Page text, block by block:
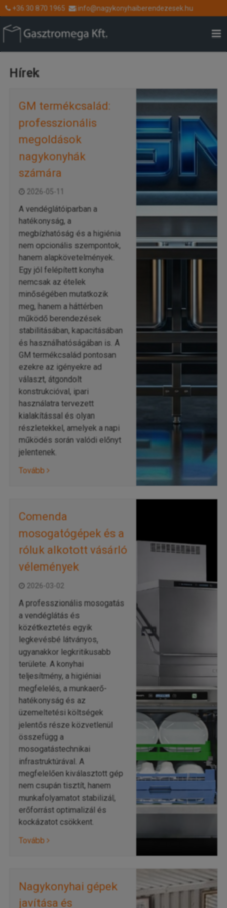
+36 30 870 1965 info@nagykonyhaiberendezesek.hu
Hírek
GM termékcsalád:
professzionális
megoldások
nagykonyhák
számára
2026-05-11
A vendéglátóiparban a
hatékonyság, a
megbízhatóság és a higiénia
nem opcionális szempontok,
hanem alapkövetelmények.
Egy jól felépített konyha
nemcsak az ételek
minőségében mutatkozik
meg, hanem a háttérben
működő berendezések
stabilitásában, kapacitásában
és használhatóságában is. A
GM termékcsalád pontosan
ezekre az igényekre ad
választ, átgondolt
konstrukcióval, ipari
használatra tervezett
kialakítással és olyan
részletekkel, amelyek a napi
működés során valódi előnyt
jelentenek.
Tovább
Comenda
mosogatógépek és a
róluk alkotott vásárló
vélemények
2026-03-02
A professzionális mosogatás
a vendéglátás és
közétkeztetés egyik
legkevésbé látványos,
ugyanakkor legkritikusabb
területe. A konyhai
teljesítmény, a higiéniai
megfelelés, a munkaerő-
hatékonyság és az
üzemeltetési költségek
jelentős része közvetlenül
összefügg a
mosogatástechnikai
infrastruktúrával. A
megfelelően kiválasztott gép
nem csupán tisztít, hanem
munkafolyamatot stabilizál,
erőforrást optimalizál és
kockázatot csökkent.
Tovább
Nagykonyhai gépek
javítása és